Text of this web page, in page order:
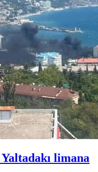
limana